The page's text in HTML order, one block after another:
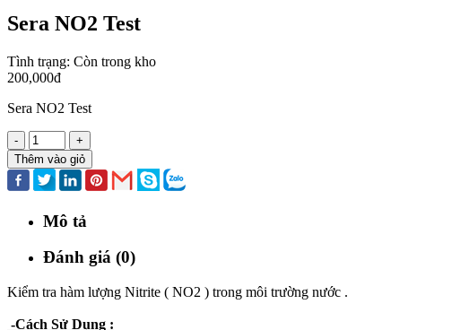
Sera NO2 Test
Tình trạng: Còn trong kho
200,000đ
Sera NO2 Test
-
+
Thêm vào giỏ
Mô tả
Đánh giá (0)
Kiểm tra hàm lượng Nitrite ( NO2 ) trong môi trường nước .
-Cách Sử Dụng :